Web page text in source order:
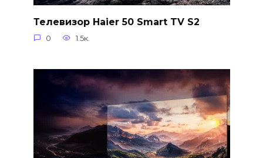
Телевизор Haier 50 Smart TV S2
0 1.5к.